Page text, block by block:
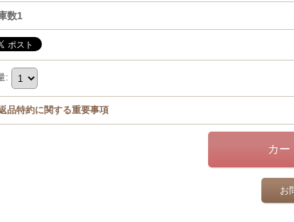
数1
:
品特約に関する重要事項
お